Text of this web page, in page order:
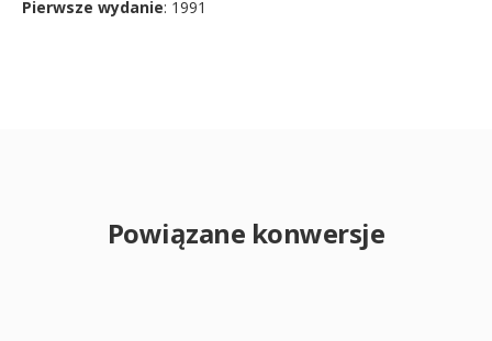
Pierwsze wydanie: 1991
Powiązane konwersje